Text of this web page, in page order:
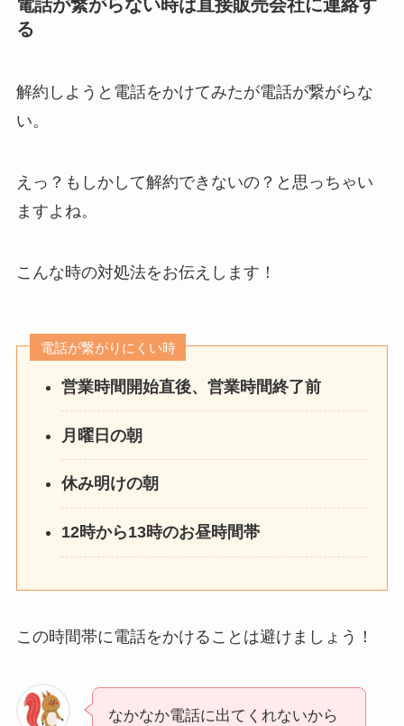
電話が繋がらない時は直接販売会社に連絡す
る
解約しようと電話をかけてみたが電話が繋がらな
い。
えっ？もしかして解約できないの？と思っちゃい
ますよね。
こんな時の対処法をお伝えします！
電話が繋がりにくい時
営業時間開始直後、営業時間終了前
月曜日の朝
休み明けの朝
12時から13時のお昼時間帯
この時間帯に電話をかけることは避けましょう！
なかなか電話に出てくれないから